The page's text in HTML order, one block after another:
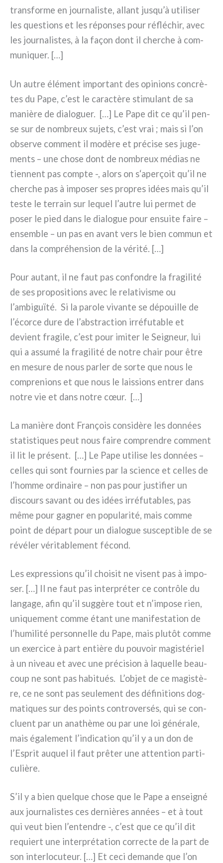
tran­sfor­me en jour­na­li­ste, allant jusqu’à uti­li­ser
les que­stions et les répon­ses pour réflé­chir, avec
les jour­na­li­stes, à la façon dont il cher­che à com­
mu­ni­quer. […]
Un autre élé­ment impor­tant des opi­nions con­crè­
tes du Pape, c’est le carac­tè­re sti­mu­lant de sa
maniè­re de dia­lo­guer. […] Le Pape dit ce qu’il pen­
se sur de nom­breux suje­ts, c’est vrai ; mais si l’on
obser­ve com­ment il modè­re et pré­ci­se ses juge­
men­ts – une cho­se dont de nom­breux médias ne
tien­nent pas comp­te -, alors on s‘aperçoit qu’il ne
cher­che pas à impo­ser ses pro­pres idées mais qu’il
teste le ter­rain sur lequel l’autre lui per­met de
poser le pied dans le dia­lo­gue pour ensui­te fai­re –
ensem­ble – un pas en avant vers le bien com­mun et
dans la com­pré­hen­sion de la véri­té. […]
Pour autant, il ne faut pas con­fon­dre la fra­gi­li­té
de ses pro­po­si­tions avec le rela­ti­vi­sme ou
l’ambiguïté. Si la paro­le vivan­te se dépouil­le de
l’écorce dure de l’abstraction irré­fu­ta­ble et
devient fra­gi­le, c’est pour imi­ter le Seigneur, lui
qui a assu­mé la fra­gi­li­té de notre chair pour être
en mesu­re de nous par­ler de sor­te que nous le
com­pre­nions et que nous le lais­sions entrer dans
notre vie et dans notre cœur. […]
La maniè­re dont François con­si­dè­re les don­nées
sta­ti­sti­ques peut nous fai­re com­pren­dre com­ment
il lit le pré­sent. […] Le Pape uti­li­se les don­nées –
cel­les qui sont four­nies par la scien­ce et cel­les de
l’homme ordi­nai­re – non pas pour justi­fier un
discours savant ou des idées irré­fu­ta­bles, pas
même pour gagner en popu­la­ri­té, mais com­me
point de départ pour un dia­lo­gue suscep­ti­ble de se
révé­ler véri­ta­ble­ment fécond.
Les expres­sions qu’il choi­sit ne visent pas à impo­
ser. […] Il ne faut pas inter­pré­ter ce con­trô­le du
lan­ga­ge, afin qu’il sug­gè­re tout et n’impose rien,
uni­que­ment com­me étant une mani­fe­sta­tion de
l’humilité per­son­nel­le du Pape, mais plu­tôt com­me
un exer­ci­ce à part entiè­re du pou­voir magi­sté­riel
à un niveau et avec une pré­ci­sion à laquel­le beau­
coup ne sont pas habi­tués. L’objet de ce magi­stè­
re, ce ne sont pas seu­le­ment des défi­ni­tions dog­
ma­ti­ques sur des poin­ts con­tro­ver­sés, qui se con­
cluent par un ana­thè­me ou par une loi géné­ra­le,
mais éga­le­ment l’indication qu’il y a un don de
l’Esprit auquel il faut prê­ter une atten­tion par­ti­
cu­liè­re.
S’il y a bien quel­que cho­se que le Pape a ensei­gné
aux jour­na­li­stes ces der­niè­res années – et à tout
qui veut bien l’entendre -, c’est que ce qu’il dit
requiert une inter­pré­ta­tion cor­rec­te de la part de
son inter­lo­cu­teur. […] Et ceci deman­de que l’on